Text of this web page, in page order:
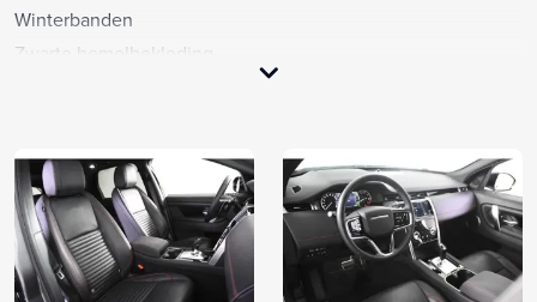
Winterbanden
Zwarte hemelbekleding
Achterbank verstelbaar
Achteropkomend verkeer waarschuwing
Afdaal assistent
Afdekhoes
Airbag(s) gordijn